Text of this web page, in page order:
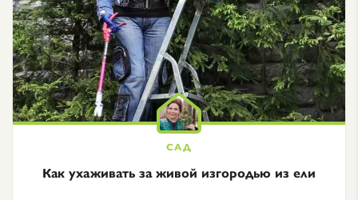
Как ухаживать за живой изгородью из ели